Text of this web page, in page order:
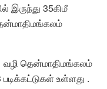
35கிமீ
வழி தென்மாதிமங்கலம்
உள்ளது .